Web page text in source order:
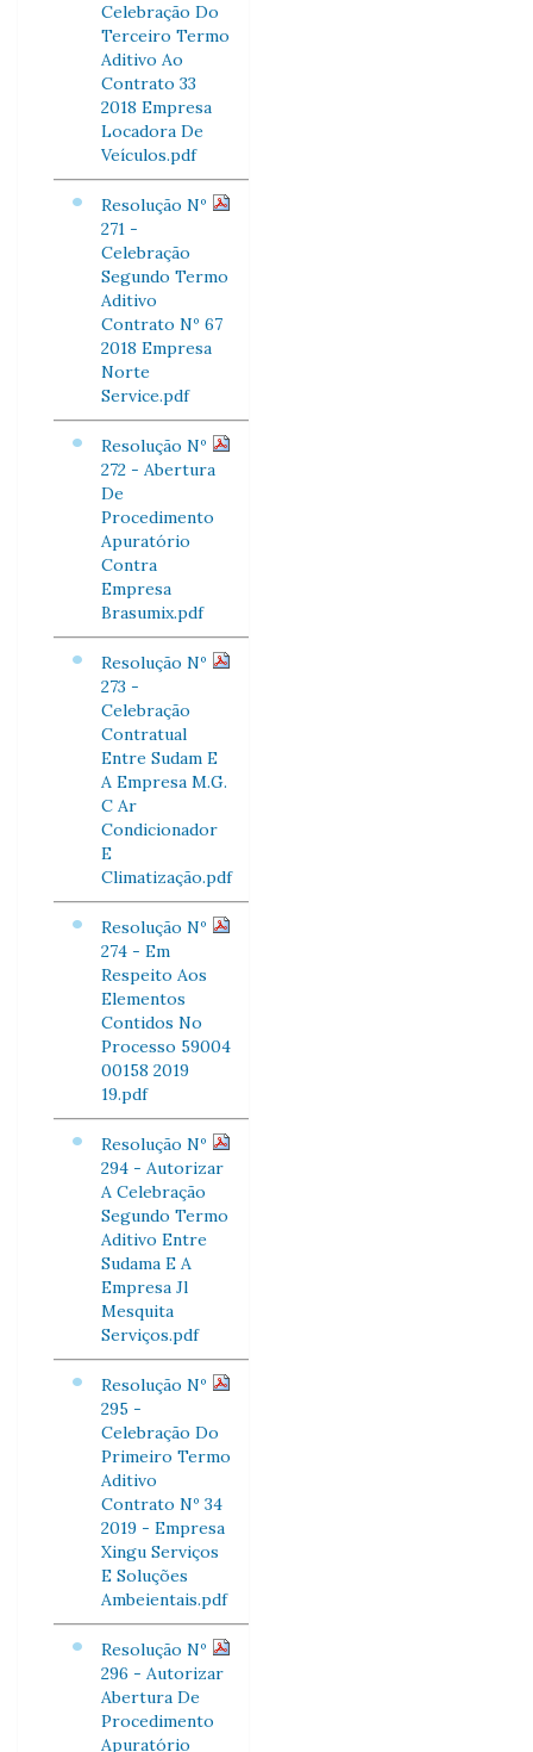
Celebração Do
Terceiro Termo
Aditivo Ao
Contrato 33
2018 Empresa
Locadora De
Veículos.pdf
Resolução Nº
271 -
Celebração
Segundo Termo
Aditivo
Contrato Nº 67
2018 Empresa
Norte
Service.pdf
Resolução Nº
272 - Abertura
De
Procedimento
Apuratório
Contra
Empresa
Brasumix.pdf
Resolução Nº
273 -
Celebração
Contratual
Entre Sudam E
A Empresa M.G.
C Ar
Condicionador
E
Climatização.pdf
Resolução Nº
274 - Em
Respeito Aos
Elementos
Contidos No
Processo 59004
00158 2019
19.pdf
Resolução Nº
294 - Autorizar
A Celebração
Segundo Termo
Aditivo Entre
Sudama E A
Empresa Jl
Mesquita
Serviços.pdf
Resolução Nº
295 -
Celebração Do
Primeiro Termo
Aditivo
Contrato Nº 34
2019 - Empresa
Xingu Serviços
E Soluções
Ambeientais.pdf
Resolução Nº
296 - Autorizar
Abertura De
Procedimento
Apuratório